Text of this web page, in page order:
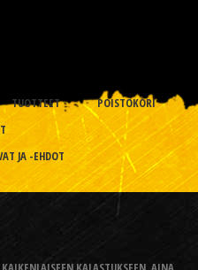
TUOTTEET
POISTOKORI
JA -EHDOT